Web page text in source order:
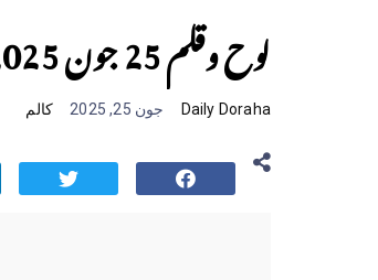
لوح وقلم 25 جون 2025
Daily Doraha جون 25, 2025 کالم